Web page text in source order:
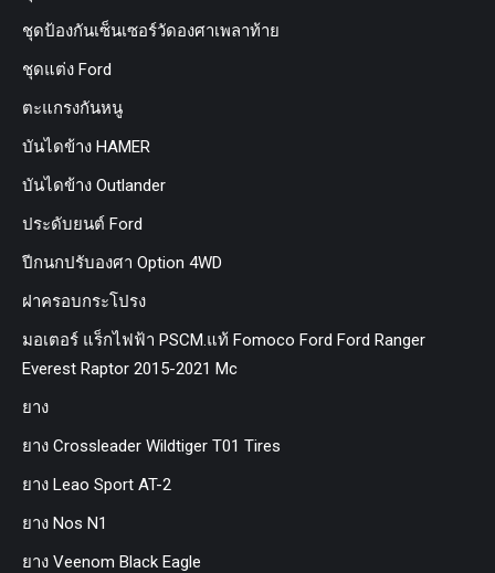
ชุดป้องกันเซ็นเซอร์วัดองศาเพลาท้าย
ชุดแต่ง Ford
ตะแกรงกันหนู
บันไดข้าง HAMER
บันไดข้าง Outlander
ประดับยนต์ Ford
ปีกนกปรับองศา Option 4WD
ฝาครอบกระโปรง
มอเตอร์ แร็กไฟฟ้า PSCM.แท้ Fomoco Ford Ford Ranger
Everest Raptor 2015-2021 Mc
ยาง
ยาง Crossleader Wildtiger T01 Tires
ยาง Leao Sport AT-2
ยาง Nos N1
ยาง Veenom Black Eagle